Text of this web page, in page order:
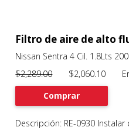
Previous
Filtro de aire de alto
Nissan Sentra 4 Cil. 1.8Lts
$2,289.00$2,060.10
Comprar
Descripción: RE-0930